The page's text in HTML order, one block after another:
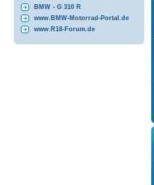
BMW - G 310 R
www.BMW-Motorrad-Portal.de
www.R18-Forum.de